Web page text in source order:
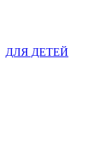
ДЛЯ ДЕТЕЙ